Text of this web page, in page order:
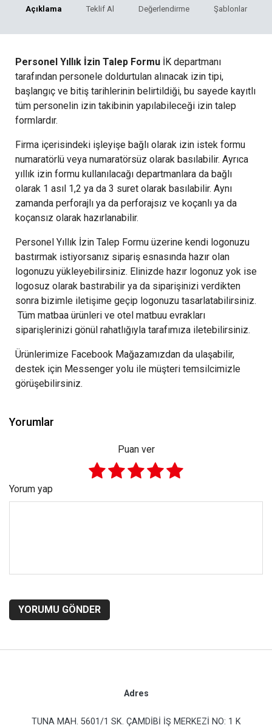
Açıklama Teklif Al Değerlendirme Şablonlar
Personel Yıllık İzin Talep Formu İK departmanı
tarafından personele doldurtulan alınacak izin tipi,
başlangıç ve bitiş tarihlerinin belirtildiği, bu sayede kayıtlı
tüm personelin izin takibinin yapılabileceği izin talep
formlardır.
Firma içerisindeki işleyişe bağlı olarak izin istek formu
numaratörlü veya numaratörsüz olarak basılabilir. Ayrıca
yıllık izin formu kullanılacağı departmanlara da bağlı
olarak 1 asıl 1,2 ya da 3 suret olarak basılabilir. Aynı
zamanda perforajlı ya da perforajsız ve koçanlı ya da
koçansız olarak hazırlanabilir.
Personel Yıllık İzin Talep Formu üzerine kendi logonuzu
bastırmak istiyorsanız sipariş esnasında hazır olan
logonuzu yükleyebilirsiniz. Elinizde hazır logonuz yok ise
logosuz olarak bastırabilir ya da siparişinizi verdikten
sonra bizimle iletişime geçip logonuzu tasarlatabilirsiniz.
Tüm matbaa ürünleri ve otel matbuu evrakları
siparişlerinizi gönül rahatlığıyla tarafımıza iletebilirsiniz.
Ürünlerimize Facebook Mağazamızdan da ulaşabilir,
destek için Messenger yolu ile müşteri temsilcimizle
görüşebilirsiniz.
Yorumlar
Puan ver
Yorum yap
YORUMU GÖNDER
Adres
TUNA MAH. 5601/1 SK. ÇAMDİBİ İŞ MERKEZİ NO: 1 K